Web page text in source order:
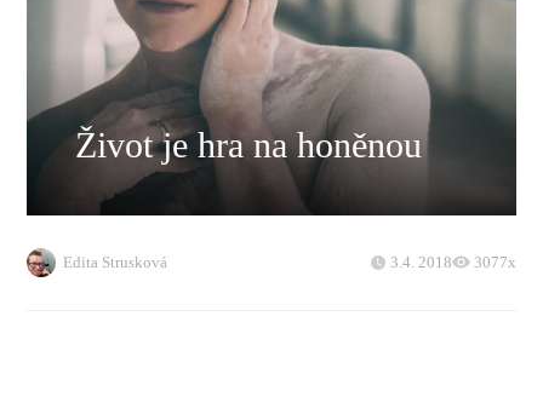
Život je hra na honěnou
Edita Strusková 3.4. 2018 3077x